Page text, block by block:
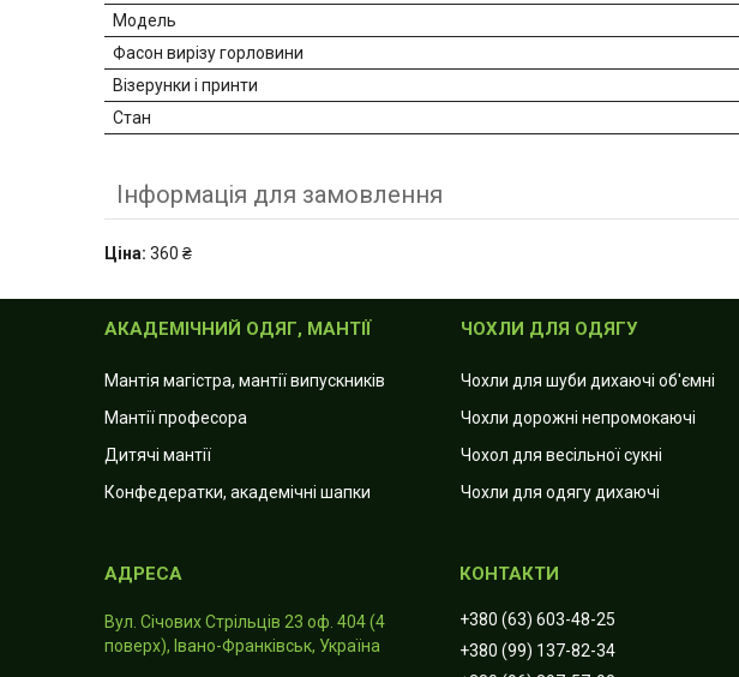
Мoдель
Фасон вирізу горловини
Візерунки і принти
Стан
Інформація для замовлення
Ціна: 360 ₴
АКАДЕМІЧНИЙ ОДЯГ, МАНТІЇ
Мантія магістра, мантії випускників
Мантії професора
Дитячі мантії
Конфедератки, академічні шапки
ЧОХЛИ ДЛЯ ОДЯГУ
Чохли для шуби дихаючі об'ємні
Чохли дорожні непромокаючі
Чохол для весільної сукні
Чохли для одягу дихаючі
Вул. Січових Стрільців 23 оф. 404 (4
поверх), Івано-Франківськ, Україна
+380 (63) 603-48-25
+380 (99) 137-82-34